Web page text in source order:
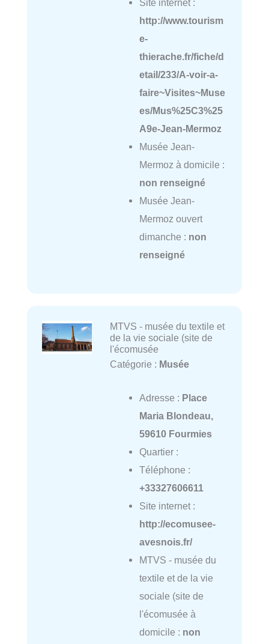
Site internet :
http://www.tourism
e-
thierache.fr/fiche/d
etail/233/A-voir-a-
faire~Visites~Muse
es/Mus%25C3%25
A9e-Jean-Mermoz
Musée Jean-
Mermoz à domicile :
non renseigné
Musée Jean-
Mermoz ouvert
dimanche : non
renseigné
MTVS - musée du textile et
de la vie sociale (site de
l'écomusée
Catégorie : Musée
Adresse : Place
Maria Blondeau,
59610 Fourmies
Quartier :
Téléphone :
+33327606611
Site internet :
http://ecomusee-
avesnois.fr/
MTVS - musée du
textile et de la vie
sociale (site de
l'écomusée à
domicile : non